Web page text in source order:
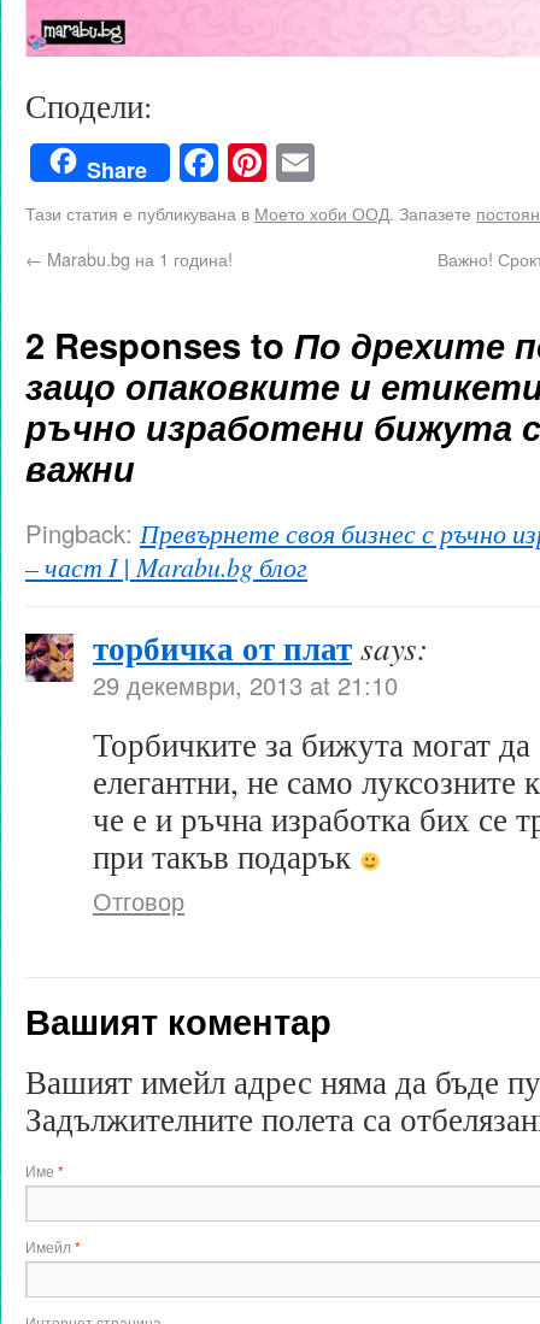
Сподели:
Share Facebook
Pinterest
Тази статия е публикувана в Моето хоби ООД. Запазете
← Marabu.bg на 1 година! Важно!
2 Responses to По дрехите
защо опаковките и
ръчно изработени бижута
важни
Pingback: Превърнете своя бизнес с ръчно
– част I | Marabu.bg блог
торбичка от платsays:
29 декември, 2013 at 21:10
Торбичките за бижута могат
елегантни, не само
че е и ръчна изработка бих се
при такъв подарък
Отговор
Вашият коментар
Вашият имейл адрес няма да бъде
Задължителните полета са
Име *
Имейл *